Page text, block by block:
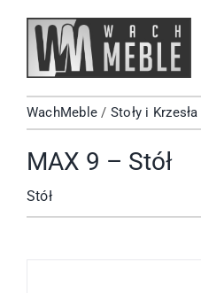
zawartości
WachMeble / Stoły i Krzesła
MAX 9 – Stół
Stół